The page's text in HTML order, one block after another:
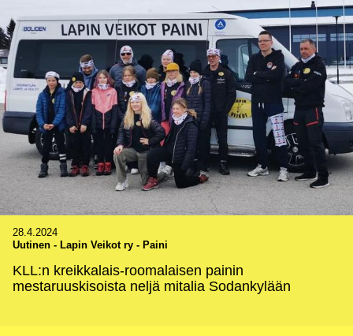
28.4.2024
Uutinen - Lapin Veikot ry - Paini
KLL:n kreikkalais-roomalaisen painin
mestaruuskisoista neljä mitalia Sodankylään